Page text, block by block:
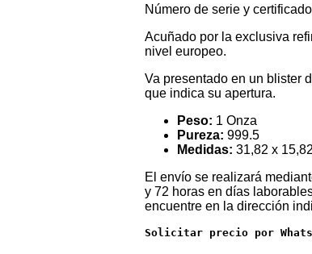
Número de serie y
Acuñado por la exclusiva
nivel europeo.
Va presentado en un blister
que indica su apertura.
Peso: 1 Onza
Pureza: 999.5
Medidas: 31,82 x
El envío se realizará
y 72 horas en días
encuentre en la dirección
Solicitar precio por